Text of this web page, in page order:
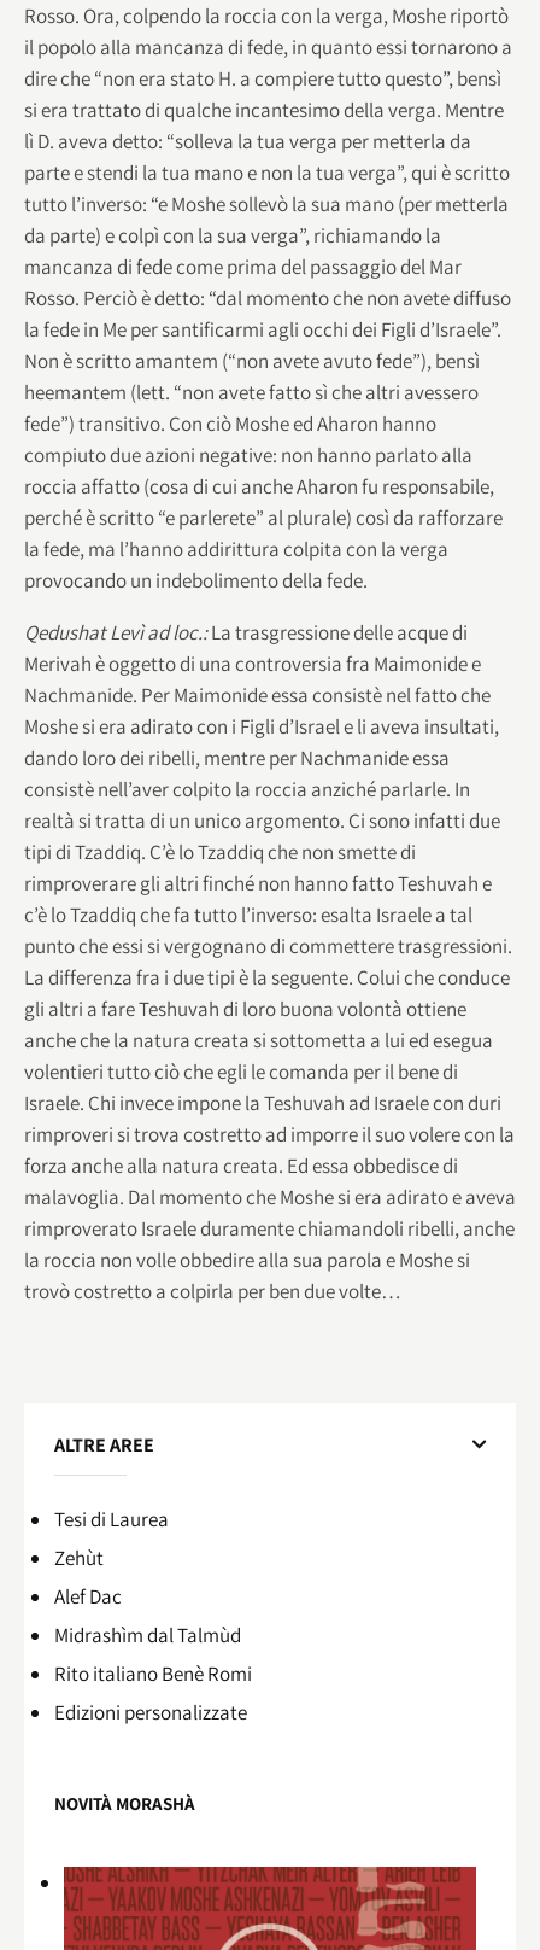
Rosso. Ora, colpendo la roccia con la verga, Moshe riportò
il popolo alla mancanza di fede, in quanto essi tornarono a
dire che “non era stato H. a compiere tutto questo”, bensì
si era trattato di qualche incantesimo della verga. Mentre
lì D. aveva detto: “solleva la tua verga per metterla da
parte e stendi la tua mano e non la tua verga”, qui è scritto
tutto l’inverso: “e Moshe sollevò la sua mano (per metterla
da parte) e colpì con la sua verga”, richiamando la
mancanza di fede come prima del passaggio del Mar
Rosso. Perciò è detto: “dal momento che non avete diffuso
la fede in Me per santificarmi agli occhi dei Figli d’Israele”.
Non è scritto amantem (“non avete avuto fede”), bensì
heemantem (lett. “non avete fatto sì che altri avessero
fede”) transitivo. Con ciò Moshe ed Aharon hanno
compiuto due azioni negative: non hanno parlato alla
roccia affatto (cosa di cui anche Aharon fu responsabile,
perché è scritto “e parlerete” al plurale) così da rafforzare
la fede, ma l’hanno addirittura colpita con la verga
provocando un indebolimento della fede.
Qedushat Levì ad loc.:La trasgressione delle acque di
Merivah è oggetto di una controversia fra Maimonide e
Nachmanide. Per Maimonide essa consistè nel fatto che
Moshe si era adirato con i Figli d’Israel e li aveva insultati,
dando loro dei ribelli, mentre per Nachmanide essa
consistè nell’aver colpito la roccia anziché parlarle. In
realtà si tratta di un unico argomento. Ci sono infatti due
tipi di Tzaddiq. C’è lo Tzaddiq che non smette di
rimproverare gli altri finché non hanno fatto Teshuvah e
c’è lo Tzaddiq che fa tutto l’inverso: esalta Israele a tal
punto che essi si vergognano di commettere trasgressioni.
La differenza fra i due tipi è la seguente. Colui che conduce
gli altri a fare Teshuvah di loro buona volontà ottiene
anche che la natura creata si sottometta a lui ed esegua
volentieri tutto ciò che egli le comanda per il bene di
Israele. Chi invece impone la Teshuvah ad Israele con duri
rimproveri si trova costretto ad imporre il suo volere con la
forza anche alla natura creata. Ed essa obbedisce di
malavoglia. Dal momento che Moshe si era adirato e aveva
rimproverato Israele duramente chiamandoli ribelli, anche
la roccia non volle obbedire alla sua parola e Moshe si
trovò costretto a colpirla per ben due volte…
ALTRE AREE
Tesi di Laurea
Zehùt
Alef Dac
Midrashìm dal Talmùd
Rito italiano Benè Romi​
Edizioni personalizzate
NOVITÀ MORASHÀ